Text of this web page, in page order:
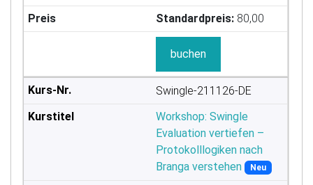
Standardpreis: 80,00
buchen
Swingle-211126-DE
Workshop: Swingle
Evaluation vertiefen –
Protokolllogiken nach
Branga verstehen
Neu